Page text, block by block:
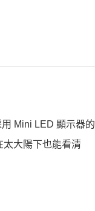
Mini LED 顯示器的
太大陽下也能看清